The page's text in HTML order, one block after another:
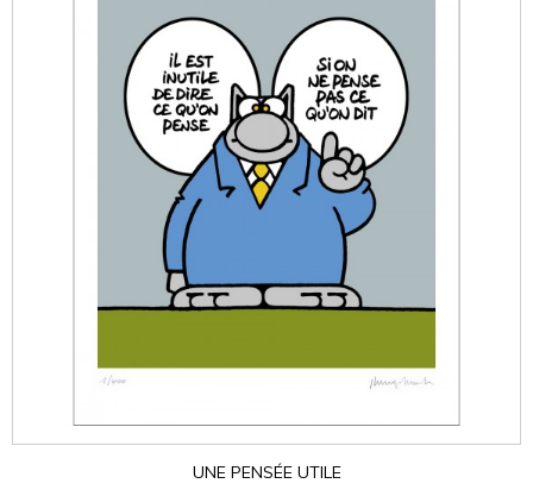
UNE PENSÉE UTILE